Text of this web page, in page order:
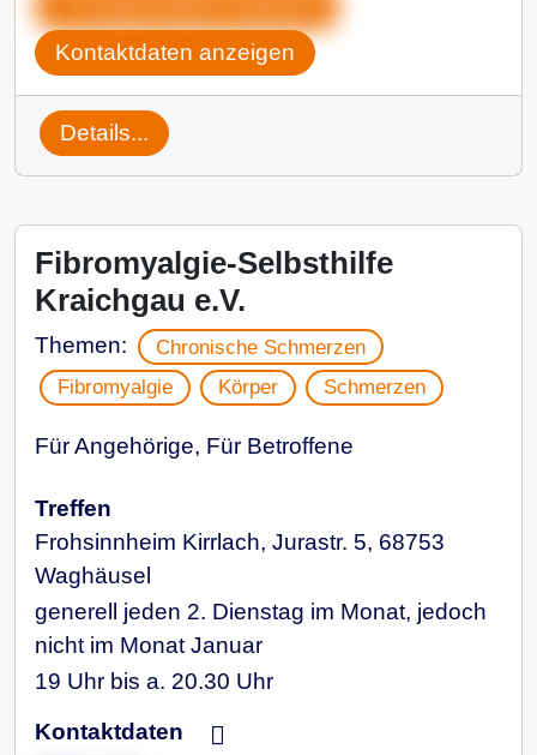
Kontaktdaten anzeigen
Details...
Fibromyalgie-Selbsthilfe
Kraichgau e.V.
Themen:
Chronische Schmerzen
Fibromyalgie
Körper Schmerzen
Für Angehörige, Für Betroffene
Treffen
Frohsinnheim Kirrlach, Jurastr. 5, 68753
Waghäusel
generell jeden 2. Dienstag im Monat, jedoch
nicht im Monat Januar
19 Uhr bis a. 20.30 Uhr
Kontaktdaten